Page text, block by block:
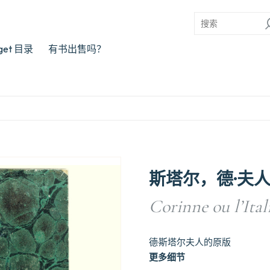
目录 有书出售吗？
斯塔尔，德·夫人
Corinne ou
德·斯塔尔夫人的原版
更多细节